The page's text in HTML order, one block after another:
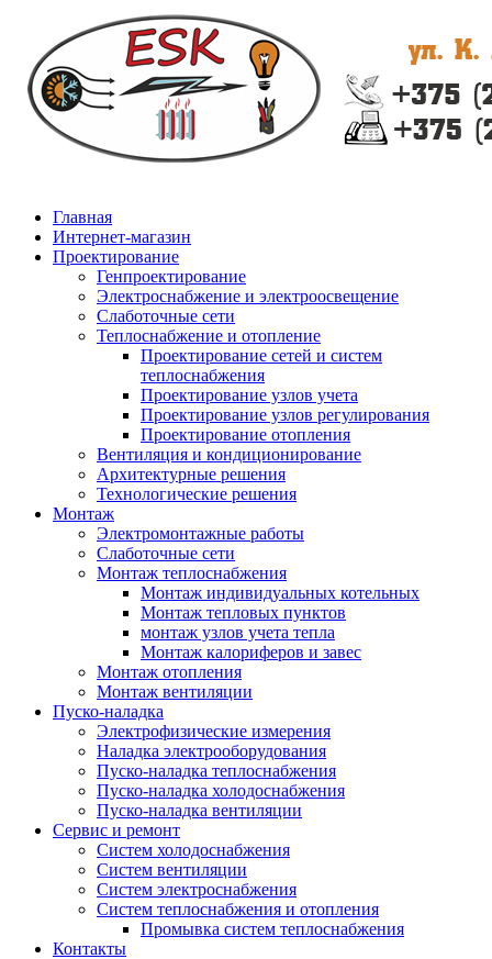
Главная
Интернет-магазин
Проектирование
Генпроектирование
Электроснабжение и электроосвещение
Слаботочные сети
Теплоснабжение и отопление
Проектирование сетей и систем
теплоснабжения
Проектирование узлов учета
Проектирование узлов регулирования
Проектирование отопления
Вентиляция и кондиционирование
Архитектурные решения
Технологические решения
Монтаж
Электромонтажные работы
Слаботочные сети
Монтаж теплоснабжения
Монтаж индивидуальных котельных
Монтаж тепловых пунктов
монтаж узлов учета тепла
Монтаж калориферов и завес
Монтаж отопления
Монтаж вентиляции
Пуско-наладка
Электрофизические измерения
Наладка электрооборудования
Пуско-наладка теплоснабжения
Пуско-наладка холодоснабжения
Пуско-наладка вентиляции
Сервис и ремонт
Систем холодоснабжения
Систем вентиляции
Систем электроснабжения
Систем теплоснабжения и отопления
Промывка систем теплоснабжения
Контакты